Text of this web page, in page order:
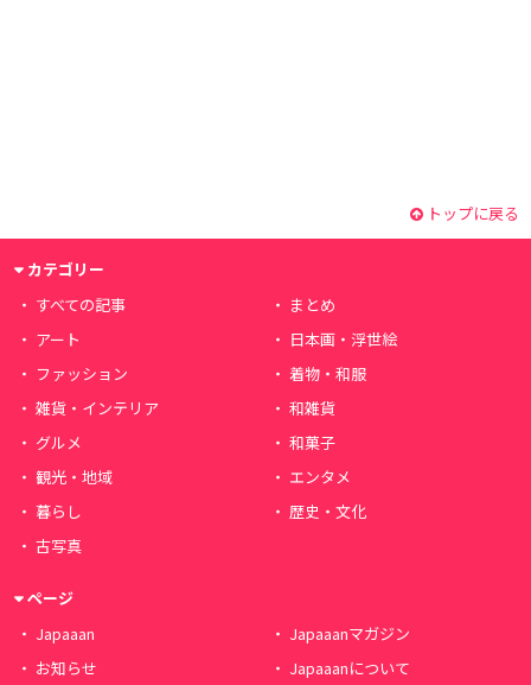
トップに戻る
カテゴリー
すべての記事
まとめ
アート
日本画・浮世絵
ファッション
着物・和服
雑貨・インテリア
和雑貨
グルメ
和菓子
観光・地域
エンタメ
暮らし
歴史・文化
古写真
ページ
Japaaan
Japaaanマガジン
お知らせ
Japaaanについて